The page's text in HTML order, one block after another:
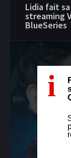
Lidia fait
streaming
BlueSeries
i